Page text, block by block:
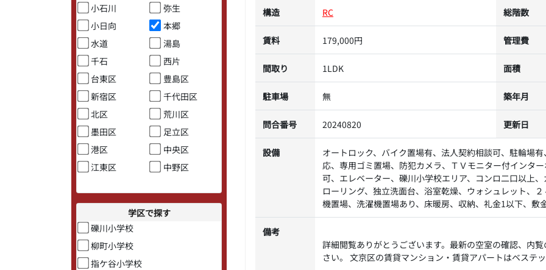
小石川
弥生
小日向
本郷
水道
湯島
千石
西片
台東区
豊島区
新宿区
千代田区
北区
荒川区
墨田区
足立区
港区
中央区
江東区
中野区
学区で探す
礫川小学校
柳町小学校
指ケ谷小学校
構造 RC 総階数
賃料 179,000円 管理費
間取り 1LDK 面積
駐車場 無 築年月
問合番号 20240820 更新日
設備
オートロック、バイク置場有、法人契約相談可、駐輪場
応、専用ゴミ置場、防犯カメラ、ＴＶモニター付インタ
可、エレベーター、礫川小学校エリア、コンロ二口以上
ローリング、独立洗面台、浴室乾燥、ウォシュレット、
機置場、洗濯機置場あり、床暖房、収納、礼金1以下、敷
備考
詳細閲覧ありがとうございます。最新の空室の確認、内
さい。 文京区の賃貸マンション・賃貸アパートはベステ